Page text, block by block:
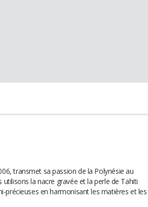
transmet sa passion de la Polynésie au
la nacre gravée et la perle de Tahiti
précieuses en harmonisant les matières et les